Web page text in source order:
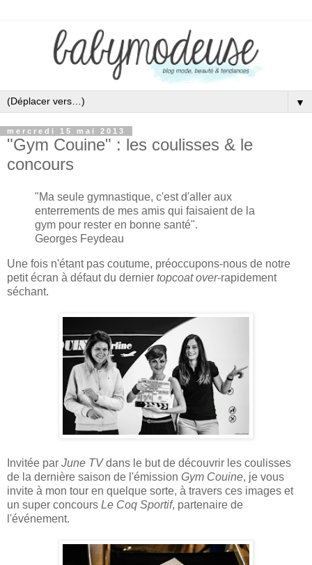
▼
mercredi 15 mai 2013
"Gym Couine" : les coulisses & le
concours
"Ma seule gymnastique, c'est d'aller aux
enterrements de mes amis qui faisaient de la
gym pour rester en bonne santé".
Georges Feydeau
Une fois n'étant pas coutume, préoccupons-nous de notre
petit écran à défaut du dernier topcoat over-rapidement
séchant.
Invitée par June TVdans le but de découvrir les coulisses
de la dernière saison de l'émission Gym Couine, je vous
invite à mon tour en quelque sorte, à travers ces images et
un super concours Le Coq Sportif, partenaire de
l'événement.